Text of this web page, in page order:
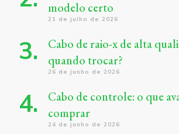
modelo certo
21 de julho de 2026
Cabo de raio-x de alta
quando trocar?
26 de junho de 2026
Cabo de controle: o que
comprar
24 de junho de 2026